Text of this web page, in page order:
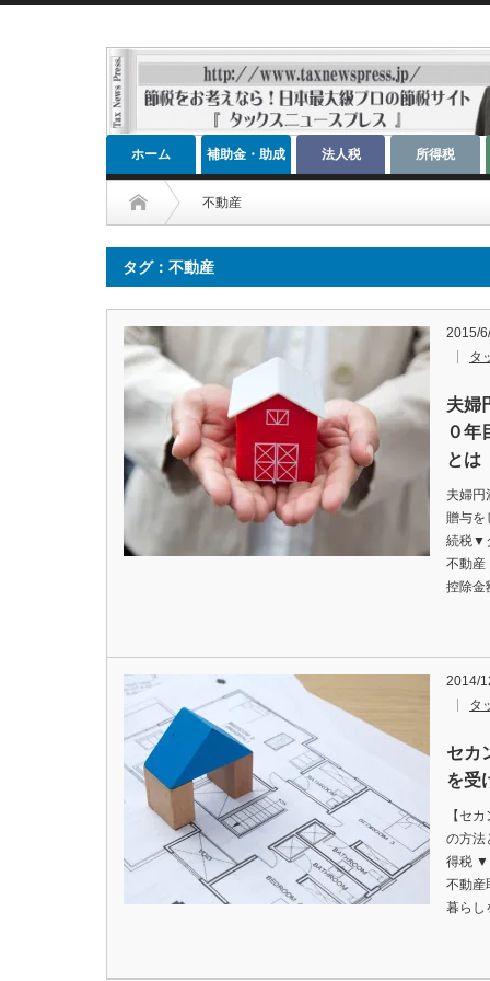
ホーム 補助金・助成
金
法人税 所得税
不動産
タグ：不動産
2015/
タ
夫婦
０年
とは
夫婦円
贈与を
続税▼
不動産
控除
2014/
タ
セカ
を受
【セ
の方法
得税 ▼
不動産
暮ら